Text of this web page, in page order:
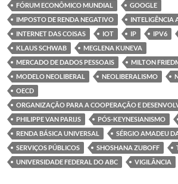
FÓRUM ECONÔMICO MUNDIAL
GOOGLE
IMPOSTO DE RENDA NEGATIVO
INTELIGÊNCIA
INTERNET DAS COISAS
IOT IP IPV6
KLAUS SCHWAB
MEGLENA KUNEVA
MERCADO DE DADOS PESSOAIS
MILTON
MODELO NEOLIBERAL
NEOLIBERALISMO
OECD
ORGANIZAÇÃO PARA A COOPERAÇÃO E
PHILIPPE VAN PARIJS
PÓS-KEYNESIANISMO
RENDA BÁSICA UNIVERSAL
SÉRGIO AMADEU
SERVIÇOS PÚBLICOS
SHOSHANA ZUBOFF
UNIVERSIDADE FEDERAL DO ABC
VIGILÂNCIA